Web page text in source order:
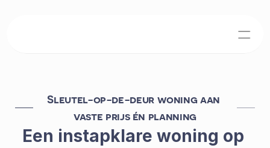
Home
Jobs
Sleutel-op-de-deur woning aan
vaste prijs én planning
Een instapklare woning op